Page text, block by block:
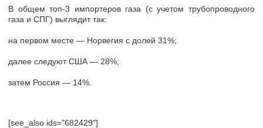
В общем топ-3 импортеров газа (с учетом трубопроводного
газа и СПГ) выглядит так:
на первом месте — Норвегия с долей 31%;
далее следуют США — 28%;
затем Россия — 14%.
[see_also ids="682429"]